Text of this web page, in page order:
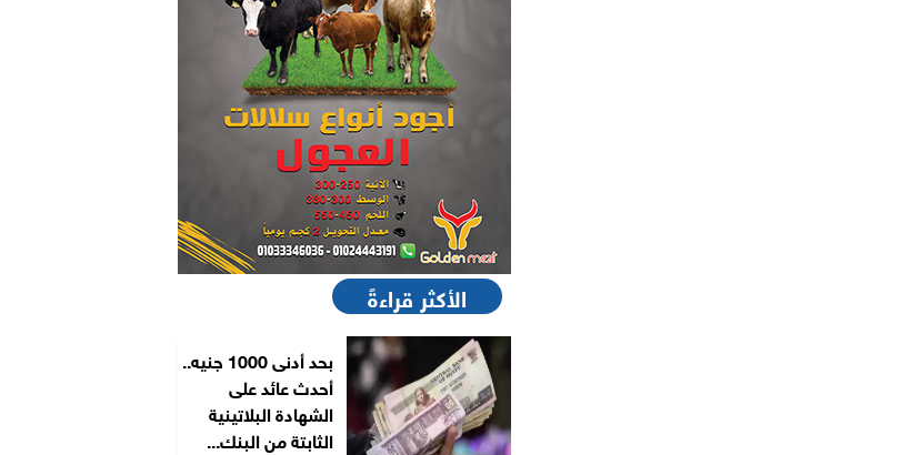
الأكثر قراءةً
بحد أدنى 1000 جنيه..
أحدث عائد على
الشهادة البلاتينية
الثابتة من البنك...